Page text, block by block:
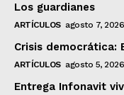
Los guardianes
ARTÍCULOS agosto 7, 2026
Crisis democrática:
ARTÍCULOS agosto 5, 2026
Entrega Infonavit